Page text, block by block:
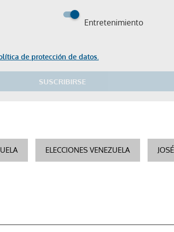
Entretenimiento
de protección de datos.
SUSCRIBIRSE
ELECCIONES VENEZUELA